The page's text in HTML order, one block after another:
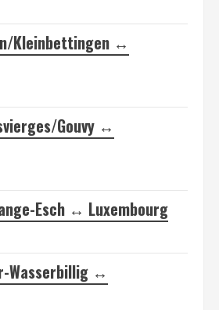
Kleinbettingen ↔
Gouvy ↔
Esch ↔ Luxembourg
Wasserbillig ↔